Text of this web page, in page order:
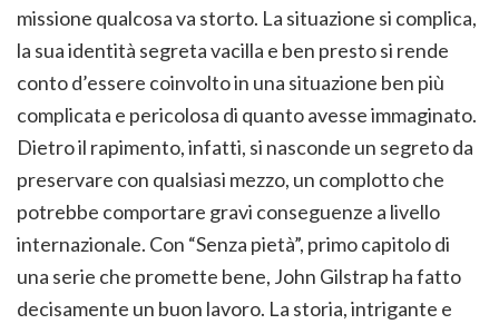
missione qualcosa va storto. La situazione si complica,
la sua identità segreta vacilla e ben presto si rende
conto d’essere coinvolto in una situazione ben più
complicata e pericolosa di quanto avesse immaginato.
Dietro il rapimento, infatti, si nasconde un segreto da
preservare con qualsiasi mezzo, un complotto che
potrebbe comportare gravi conseguenze a livello
internazionale. Con “Senza pietà”, primo capitolo di
una serie che promette bene, John Gilstrap ha fatto
decisamente un buon lavoro. La storia, intrigante e